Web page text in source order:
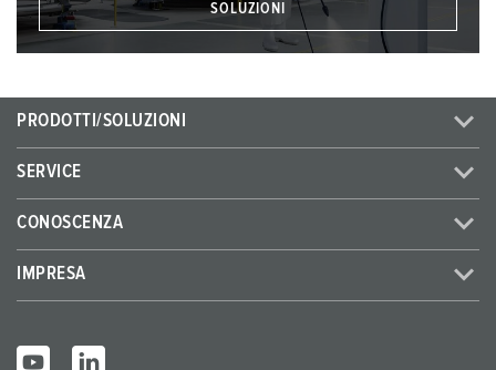
SOLUZIONI
PRODOTTI/SOLUZIONI
SERVICE
CONOSCENZA
IMPRESA